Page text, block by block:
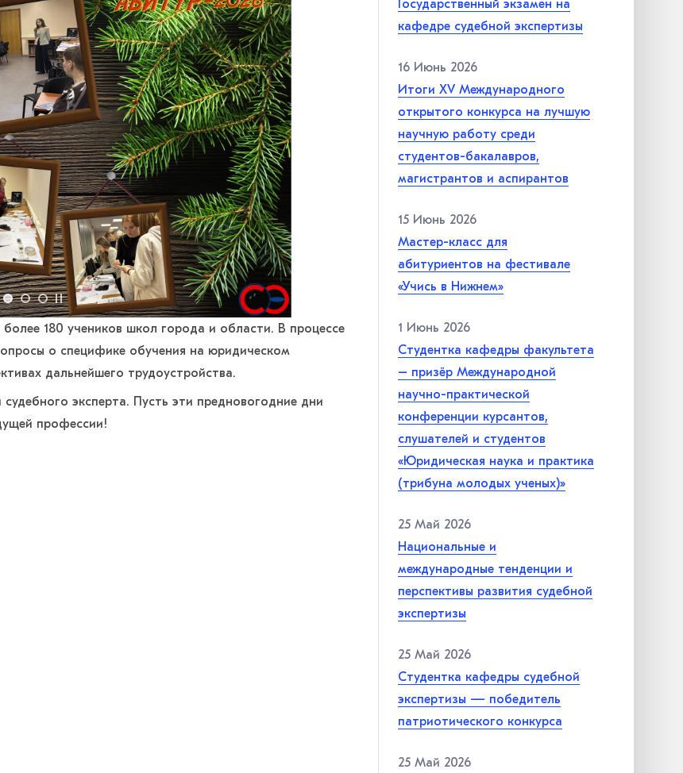
180 учеников школ города и области. В процессе
о специфике обучения на юридическом
дальнейшего трудоустройства.
эксперта. Пусть эти предновогодние дни
профессии!
Государственный экзамен на
кафедре судебной экспертизы
16 Июнь 2026
Итоги XV Международного
открытого конкурса на лучшую
научную работу среди
студентов-бакалавров,
магистрантов и аспирантов
15 Июнь 2026
Мастер-класс для
абитуриентов на фестивале
«Учись в Нижнем»
1 Июнь 2026
Студентка кафедры факультета
– призёр Международной
научно-практической
конференции курсантов,
слушателей и студентов
«Юридическая наука и практика
(трибуна молодых ученых)»
25 Май 2026
Национальные и
международные тенденции и
перспективы развития судебной
экспертизы
25 Май 2026
Студентка кафедры судебной
экспертизы — победитель
патриотического конкурса
25 Май 2026